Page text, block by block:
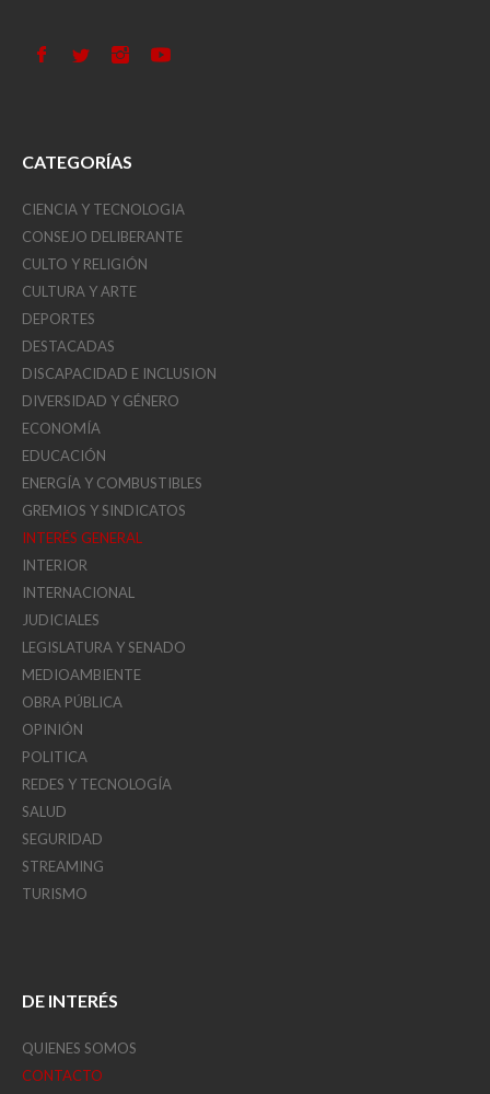
CATEGORÍAS
CIENCIA Y TECNOLOGIA
CONSEJO DELIBERANTE
CULTO Y RELIGIÓN
CULTURA Y ARTE
DEPORTES
DESTACADAS
DISCAPACIDAD E INCLUSION
DIVERSIDAD Y GÉNERO
ECONOMÍA
EDUCACIÓN
ENERGÍA Y COMBUSTIBLES
GREMIOS Y SINDICATOS
INTERÉS GENERAL
INTERIOR
INTERNACIONAL
JUDICIALES
LEGISLATURA Y SENADO
MEDIOAMBIENTE
OBRA PÚBLICA
OPINIÓN
POLITICA
REDES Y TECNOLOGÍA
SALUD
SEGURIDAD
STREAMING
TURISMO
DE INTERÉS
QUIENES SOMOS
CONTACTO